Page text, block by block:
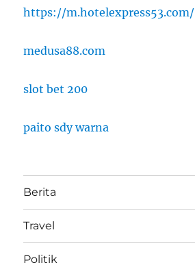
https://m.hotelexpress53.com/
medusa88.com
slot bet 200
paito sdy warna
Berita
Travel
Politik